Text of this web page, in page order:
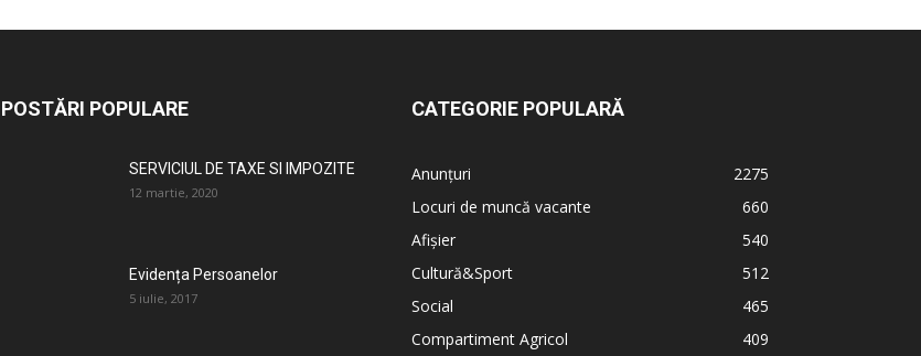
POSTĂRI POPULARE
SERVICIUL DE TAXE SI IMPOZITE
12 martie, 2020
Evidența Persoanelor
5 iulie, 2017
CATEGORIE POPULARĂ
Anunțuri
2275
Locuri de muncă vacante
660
Afișier
540
Cultură&Sport
512
Social
465
Compartiment Agricol
409